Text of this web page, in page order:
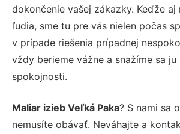
dokončenie vašej zákazky. Keďže aj
ľudia, sme tu pre vás nielen počas
v prípade riešenia prípadnej
vždy berieme vážne a snažíme sa
spokojnosti.
Maliar izieb Veľká Paka? S nami sa
nemusíte obávať. Neváhajte a